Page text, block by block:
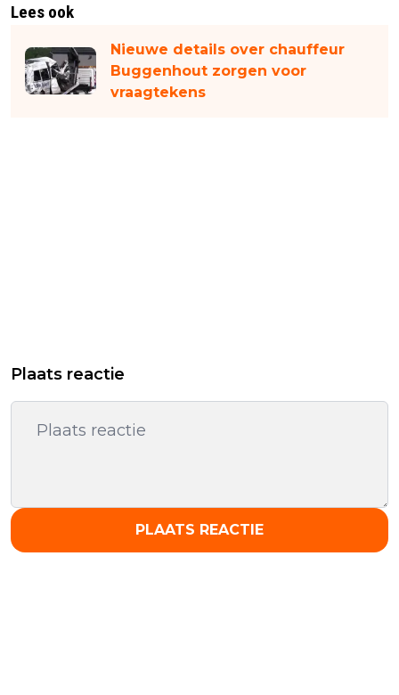
Lees ook
Nieuwe details over chauffeur
Buggenhout zorgen voor
vraagtekens
Plaats reactie
PLAATS REACTIE